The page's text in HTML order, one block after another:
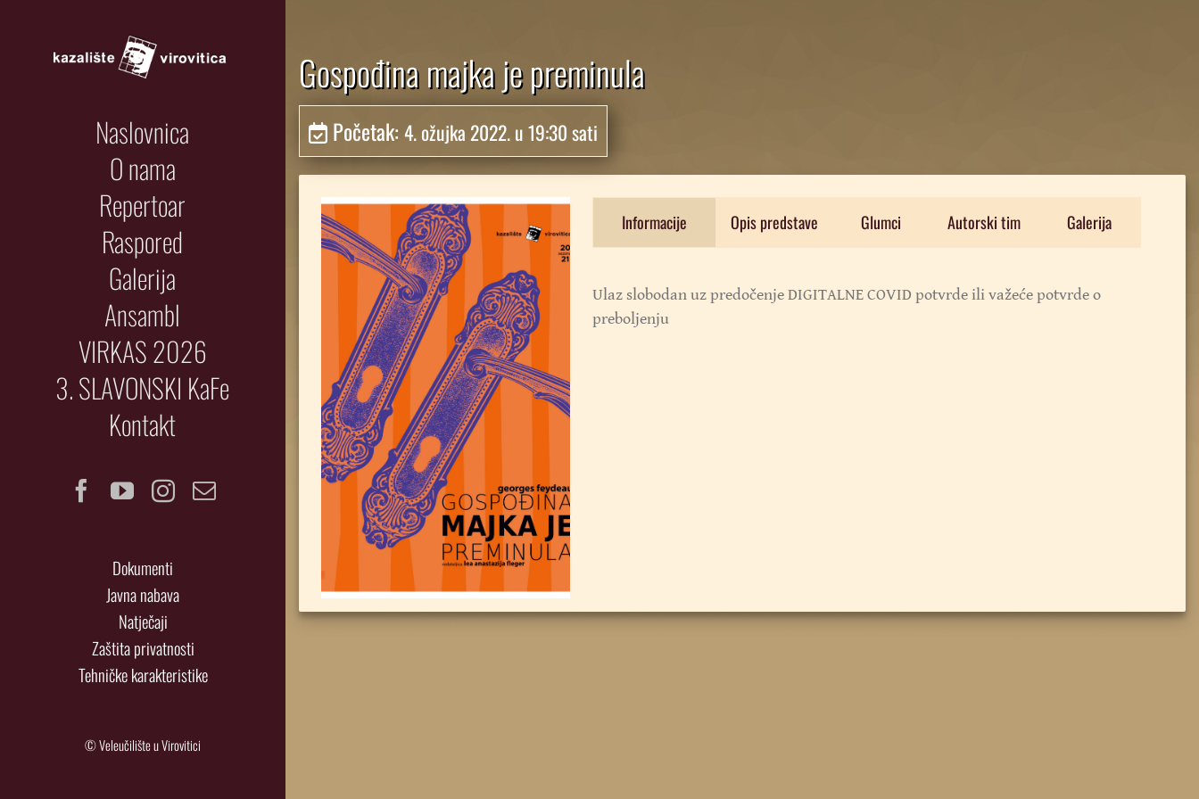
Naslovnica
O nama
Repertoar
Raspored
Galerija
Ansambl
VIRKAS 2026
3. SLAVONSKI KaFe
Kontakt
Facebook
YouTubeInstagram
Email
Dokumenti
Javna nabava
Natječaji
Zaštita privatnosti
Tehničke karakteristike
© Veleučilište u Virovitici
Gospođina majka je preminula
Početak: 4. ožujka 2022. u 19:30 sati
Informacije Opis predstave Glumci Autorski tim Galerija
Ulaz slobodan uz predočenje DIGITALNE COVID potvrde ili važeće potvrde o
preboljenju